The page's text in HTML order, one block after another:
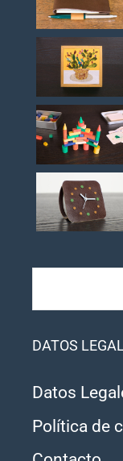
DATOS
Datos
Política de